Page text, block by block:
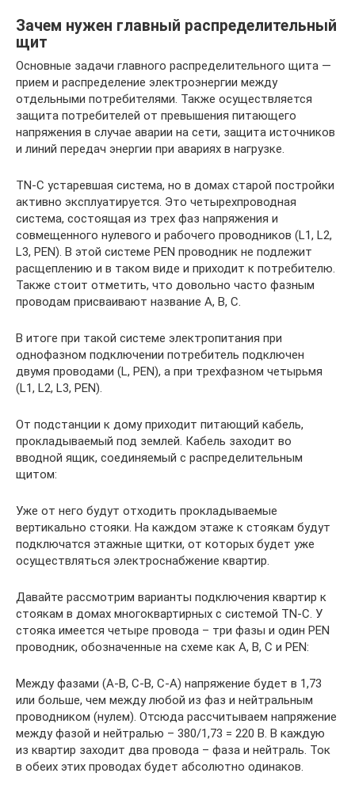
Зачем нужен главный распределительный
щит
Основные задачи главного распределительного щита —
прием и распределение электроэнергии между
отдельными потребителями. Также осуществляется
защита потребителей от превышения питающего
напряжения в случае аварии на сети, защита источников
и линий передач энергии при авариях в нагрузке.
TN-C устаревшая система, но в домах старой постройки
активно эксплуатируется. Это четырехпроводная
система, состоящая из трех фаз напряжения и
совмещенного нулевого и рабочего проводников (L1, L2,
L3, PEN). В этой системе PEN проводник не подлежит
расщеплению и в таком виде и приходит к потребителю.
Также стоит отметить, что довольно часто фазным
проводам присваивают название А, В, С.
В итоге при такой системе электропитания при
однофазном подключении потребитель подключен
двумя проводами (L, PEN), а при трехфазном четырьмя
(L1, L2, L3, PEN).
От подстанции к дому приходит питающий кабель,
прокладываемый под землей. Кабель заходит во
вводной ящик, соединяемый с распределительным
щитом:
Уже от него будут отходить прокладываемые
вертикально стояки. На каждом этаже к стоякам будут
подключатся этажные щитки, от которых будет уже
осуществляться электроснабжение квартир.
Давайте рассмотрим варианты подключения квартир к
стоякам в домах многоквартирных с системой TN-C. У
стояка имеется четыре провода – три фазы и один PEN
проводник, обозначенные на схеме как А, В, С и PEN:
Между фазами (А-В, С-В, С-А) напряжение будет в 1,73
или больше, чем между любой из фаз и нейтральным
проводником (нулем). Отсюда рассчитываем напряжение
между фазой и нейтралью – 380/1,73 = 220 В. В каждую
из квартир заходит два провода – фаза и нейтраль. Ток
в обеих этих проводах будет абсолютно одинаков.